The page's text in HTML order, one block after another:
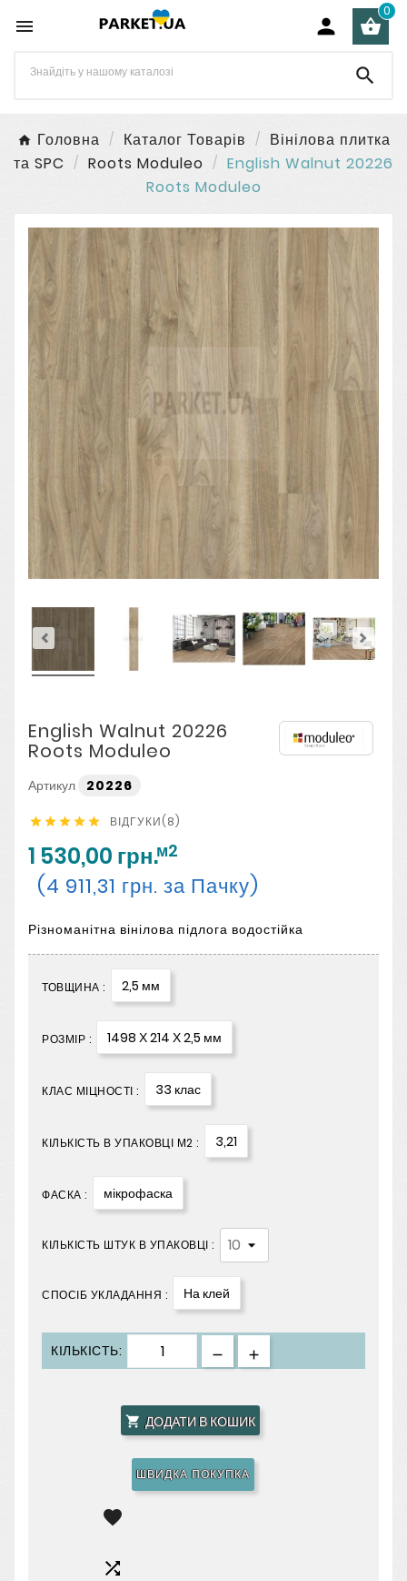
  
0

Головна Каталог Товарів
Вінілова плитка
та SPC
Roots Moduleo
English Walnut 20226
Roots Moduleo
English Walnut 20226
Roots Moduleo
Артикул 20226
     ВІДГУКИ(8)
1 530,00 грн.м2
(4 911,31 грн. за Пачку)
Різноманітна вінілова підлога водостійка
ТОВЩИНА : 2,5 мм
РОЗМІР : 1498 Х 214 Х 2,5 мм
КЛАС МІЦНОСТІ : 33 клас
КІЛЬКІСТЬ В УПАКОВЦІ М2 : 3,21
ФАСКА : мікрофаска
КІЛЬКІСТЬ ШТУК В УПАКОВЦІ :
СПОСІБ УКЛАДАННЯ : На клей
КІЛЬКІСТЬ:
 ДОДАТИ В КОШИК
ШВИДКА ПОКУПКА

